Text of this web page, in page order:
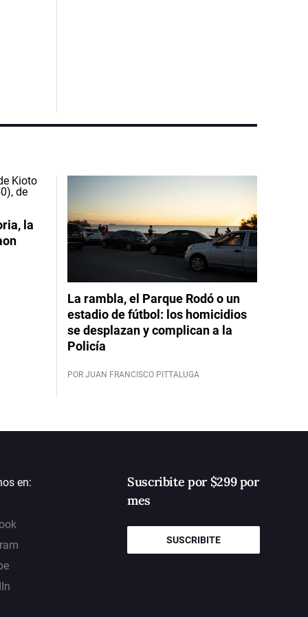
la
La rambla, el Parque Rodó o un
estadio de fútbol: los homicidios
se desplazan y complican a la
Policía
POR JUAN FRANCISCO PITTALUGA
en:
Suscribite por $299 por
mes
SUSCRIBITE